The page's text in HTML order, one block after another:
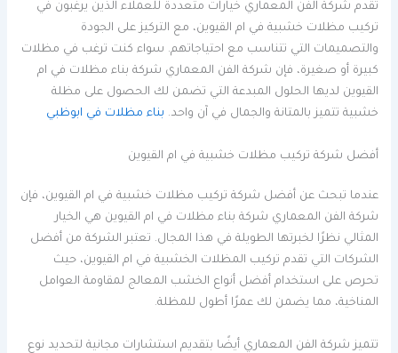
تقدم شركة الفن المعماري خيارات متعددة للعملاء الذين يرغبون في
تركيب مظلات خشبية في ام القيوين، مع التركيز على الجودة
والتصميمات التي تتناسب مع احتياجاتهم. سواء كنت ترغب في مظلات
كبيرة أو صغيرة، فإن شركة الفن المعماري شركة بناء مظلات في ام
القيوين لديها الحلول المبدعة التي تضمن لك الحصول على مظلة
خشبية تتميز بالمتانة والجمال في آن واحد. بناء مظلات في ابوظبي
أفضل شركة تركيب مظلات خشبية في ام القيوين
عندما تبحث عن أفضل شركة تركيب مظلات خشبية في ام القيوين، فإن
شركة الفن المعماري شركة بناء مظلات في ام القيوين هي الخيار
المثالي نظرًا لخبرتها الطويلة في هذا المجال. تعتبر الشركة من أفضل
الشركات التي تقدم تركيب المظلات الخشبية في ام القيوين، حيث
تحرص على استخدام أفضل أنواع الخشب المعالج لمقاومة العوامل
المناخية، مما يضمن لك عمرًا أطول للمظلة.
تتميز شركة الفن المعماري أيضًا بتقديم استشارات مجانية لتحديد نوع